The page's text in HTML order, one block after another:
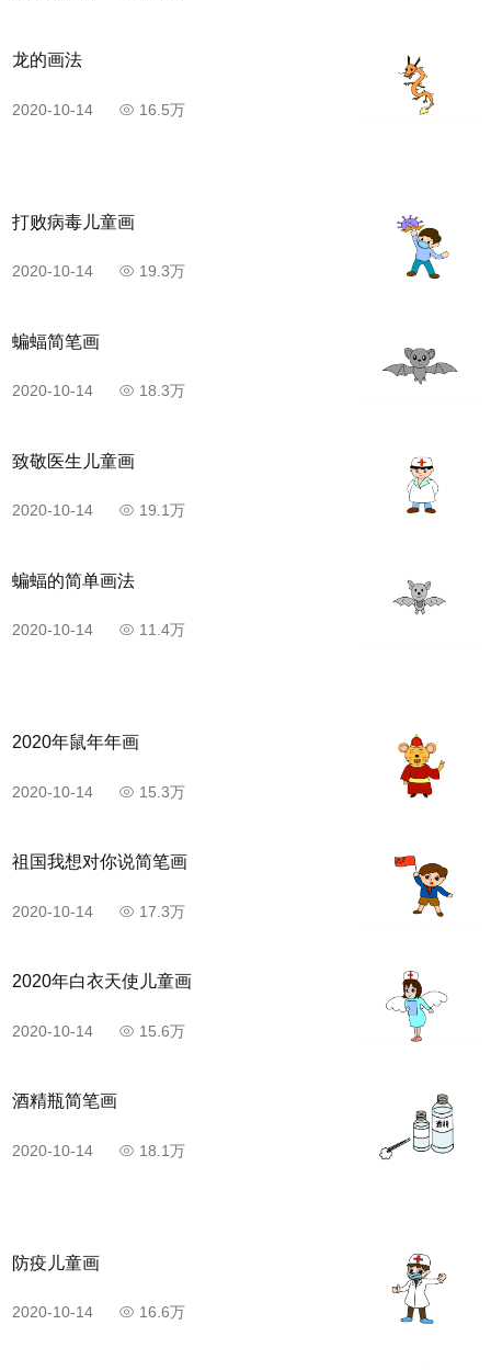
龙的画法
2020-10-14 16.5万
打败病毒儿童画
2020-10-14 19.3万
蝙蝠简笔画
2020-10-14 18.3万
致敬医生儿童画
2020-10-14 19.1万
蝙蝠的简单画法
2020-10-14 11.4万
2020年鼠年年画
2020-10-14 15.3万
祖国我想对你说简笔画
2020-10-14 17.3万
2020年白衣天使儿童画
2020-10-14 15.6万
酒精瓶简笔画
2020-10-14 18.1万
防疫儿童画
2020-10-14 16.6万